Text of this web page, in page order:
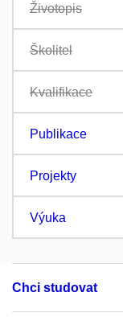
Životopis
Školitel
Kvalifikace
Publikace
Projekty
Výuka
Chci studovat